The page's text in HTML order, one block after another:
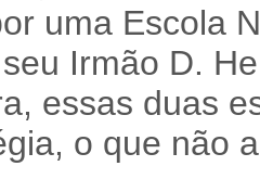
uma Escola
Irmão D.
essas duas
o que não